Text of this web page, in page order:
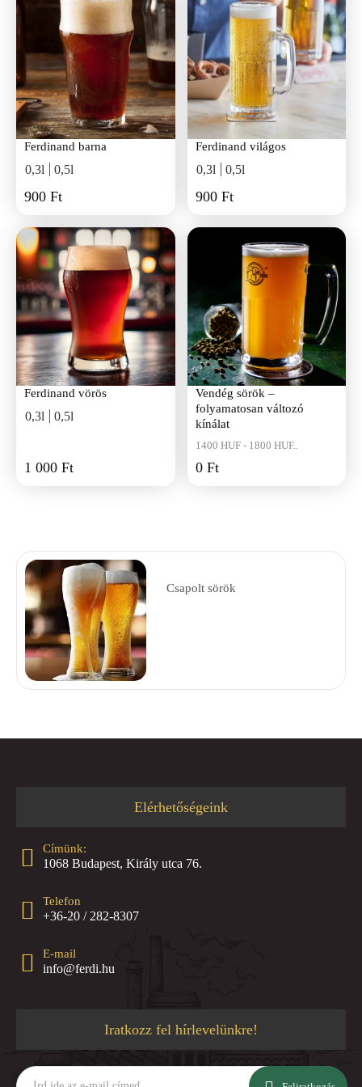
Csapolt sörök
Ferdinand barna
0,3l 0,5l
900 Ft
Ferdinand világos
0,3l 0,5l
900 Ft
Ferdinand vörös
0,3l 0,5l
1 000 Ft
Vendég sörök –
folyamatosan változó
kínálat
1400 HUF - 1800 HUF..
0 Ft
Elérhetőségeink
Címünk:
1068 Budapest, Király utca 76.
Telefon
+36-20 / 282-8307
E-mail
info@ferdi.hu
Iratkozz fel hírlevelünkre!
Írd